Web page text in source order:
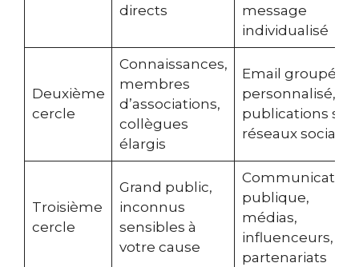
directs
message
individualisé
Deuxième
cercle
Connaissances,
membres
d’associations,
collègues
élargis
Email groupé
personnalisé,
publications sur
réseaux sociaux
Troisième
cercle
Grand public,
inconnus
sensibles à
votre cause
Communication
publique,
médias,
influenceurs,
partenariats